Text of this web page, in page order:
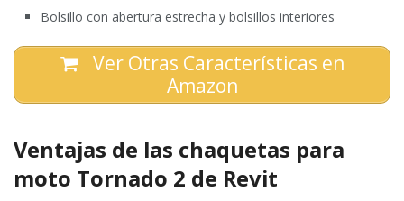
Bolsillo con abertura estrecha y bolsillos interiores
Ver Otras Características en
Amazon
Ventajas de las chaquetas para
moto Tornado 2 de Revit